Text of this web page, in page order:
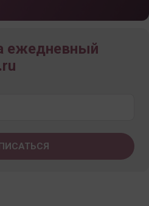
ежедневный